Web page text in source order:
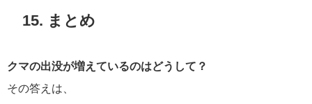
15. まとめ
クマの出没が増えているのはどうして？
その答えは、